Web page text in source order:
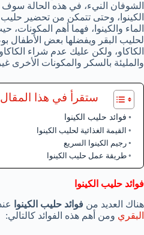
الشوفان النيء، في هذه الحالة
الكينوا، وحتى تتمكن من تحضير حليب
الماء والكينوا، فهما أهم المكونات،
لحليب البقر ويفضلها بعض
الكاكاو، ولكن عليك عدم شراء
والمليئة بالسكر والمكونات الأخرى
ستقرأ في هذا المقال
فوائد حليب الكينوا
القيمة الغذائية لحليب الكينوا
رجيم الكينوا السريع
طريقة عمل حليب الكينوا
فوائد حليب الكينوا
هناك العديد من فوائد حليب الكينوا
البقري ومن أهم هذه الفوائد كالتالي: